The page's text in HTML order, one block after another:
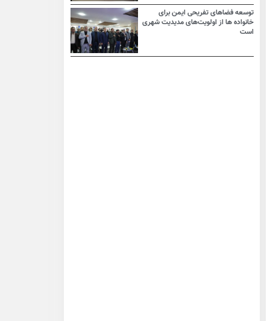
توسعه فضاهای تفریحی ایمن برای
خانواده ها از اولویت‌های مدیدیت شهری
است